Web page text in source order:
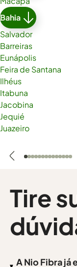
Bahia
Salvador
Barreiras
Eunápolis
Feira de Santana
Ilhéus
Itabuna
Jacobina
Jequié
Juazeiro
Tire
A Nio Fibra já